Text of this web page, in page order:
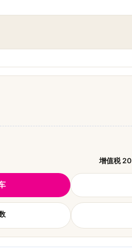
▼ Voir plus de quantités
增值税